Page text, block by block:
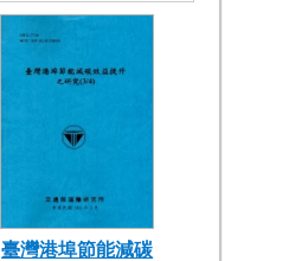
臺灣港埠節能減碳